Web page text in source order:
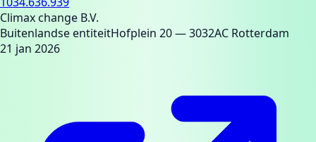
Climax change B.V.
Buitenlandse entiteitHofplein 20— 3032AC Rotterdam
21 jan 2026